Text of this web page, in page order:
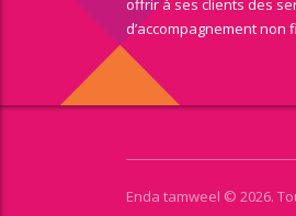
offrir à ses clients des
d’accompagnement non
Enda tamweel © 2026.